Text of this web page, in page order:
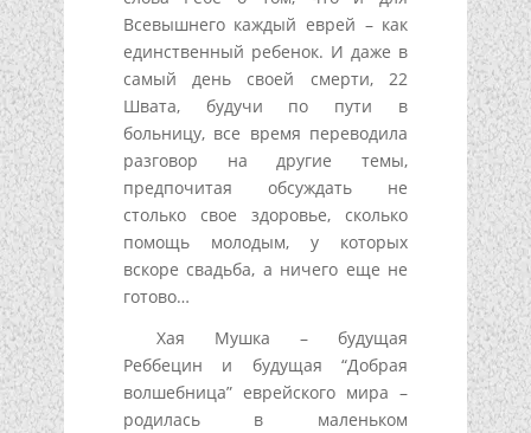
Всевышнего каждый еврей – как
единственный ребенок. И даже в
самый день своей смерти, 22
Швата, будучи по пути в
больницу, все время переводила
разговор на другие темы,
предпочитая обсуждать не
столько свое здоровье, сколько
помощь молодым, у которых
вскоре свадьба, а ничего еще не
готово…
Хая Мушка – будущая
Реббецин и будущая “Добрая
волшебница” еврейского мира –
родилась в маленьком